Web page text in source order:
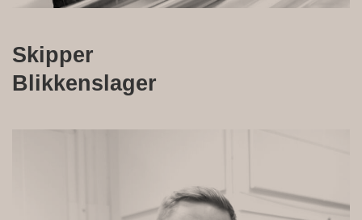
Skipper
Blikkenslager